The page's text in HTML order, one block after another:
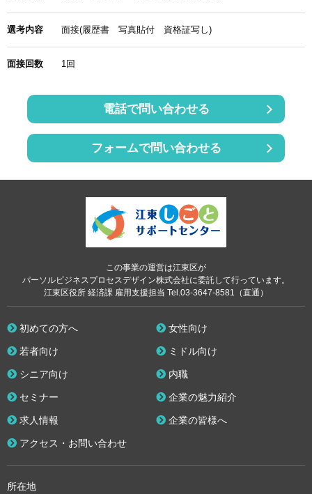
選考内容 面接(履歴書 写真貼付 資格証写し)
面接回数 1回
電話で問い合わせる
フォームで問い合わせる
この事業の運営は江東区が
パーソルビジネスプロセスデザイン株式会社に委託して行っています。
江東区役所 経済課 雇用支援担当 Tel.03-3647-8581（直通）
所在地
初めての方へ 女性向け
若者向け ミドル向け
シニア向け 内職
セミナー 企業の魅力紹介
求人情報 企業の皆様へ
アクセス・お問い合わせ